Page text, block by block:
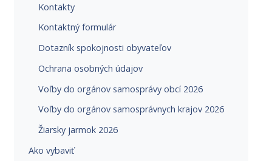
Kontakty
Kontaktný formulár
Dotazník spokojnosti obyvateľov
Ochrana osobných údajov
Voľby do orgánov samosprávy obcí 2026
Voľby do orgánov samosprávnych krajov 2026
Žiarsky jarmok 2026
Ako vybaviť